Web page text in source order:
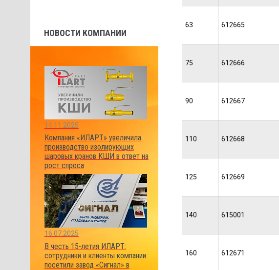
НОВОСТИ КОМПАНИИ
14.11.2025
Компания «ИЛАРТ» увеличила
производство изолирующих
шаровых кранов КШИ в ответ на
рост спроса
16.07.2025
В честь 15-летия ИЛАРТ:
сотрудники и клиенты компании
посетили завод «Сигнал» в
63 612665
75 612666
90 612667
110 612668
125 612669
140 615001
160 612671